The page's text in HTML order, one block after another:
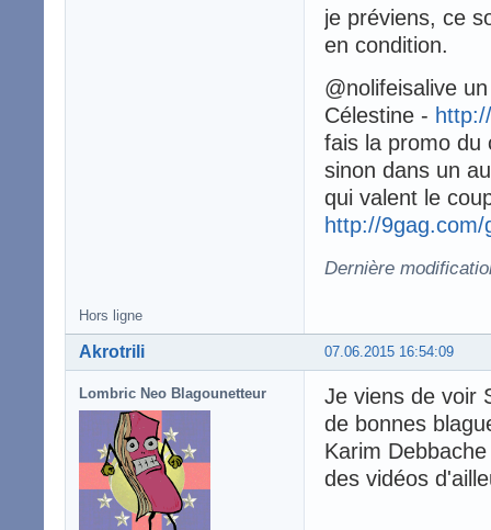
je préviens, ce
en condition.
@nolifeisalive
Célestine -
fais la promo du
sinon dans un
qui valent le
http://9gag.com/
Dernière
Hors ligne
07.06.2015 16:54:09
Akrotrili
Lombric Neo Blagounetteur
Je viens de voir
de bonnes
Karim
des vidéos